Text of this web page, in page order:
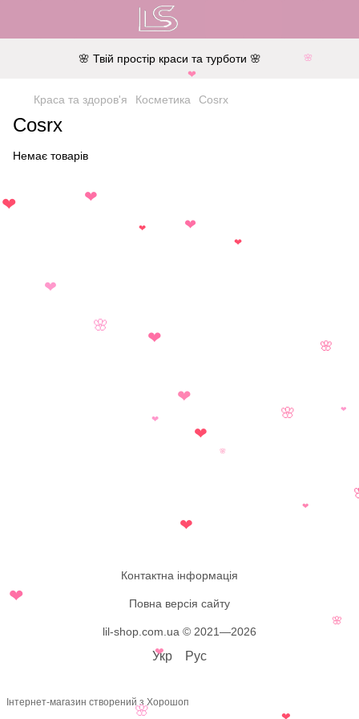
🌸 Твій простір краси та турботи 🌸
Краса та здоров'я Косметика Cosrx
Cosrx
Немає товарів
Контактна інформація
Повна версія сайту
lil-shop.com.ua © 2021—2026
Укр Рус
Інтернет-магазин створений з Хорошоп
❤ ❤
❤
❤
🌸
❤
❤
🌸
❤
❤
❤
🌸
❤
🌸
❤
🌸
❤
🌸
❤
❤
🌸
❤
❤